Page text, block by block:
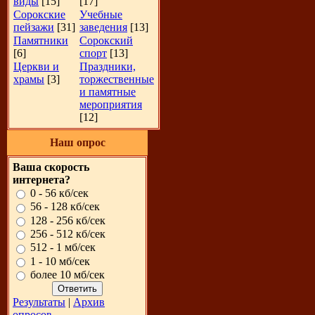
Сорокские
пейзажи [31]
Учебные
заведения [13]
Памятники
[6]
Сорокский
спорт [13]
Церкви и
храмы [3]
Праздники,
торжественные
и памятные
мероприятия
[12]
Наш опрос
Ваша скорость
интернета?
0 - 56 кб/сек
56 - 128 кб/сек
128 - 256 кб/сек
256 - 512 кб/сек
512 - 1 мб/сек
1 - 10 мб/сек
более 10 мб/сек
Результаты | Архив